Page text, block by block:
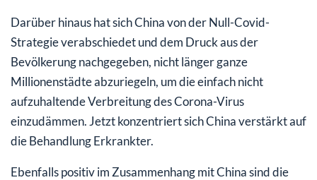
Darüber hinaus hat sich China von der Null-Covid-
Strategie verabschiedet und dem Druck aus der
Bevölkerung nachgegeben, nicht länger ganze
Millionenstädte abzuriegeln, um die einfach nicht
aufzuhaltende Verbreitung des Corona-Virus
einzudämmen. Jetzt konzentriert sich China verstärkt auf
die Behandlung Erkrankter.
Ebenfalls positiv im Zusammenhang mit China sind die